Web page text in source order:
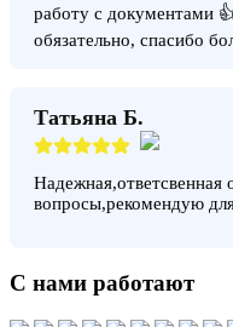
работу с документами
обязательно, спасибо
Татьяна Б.
Надежная,ответсвенная
вопросы,рекомендую
С нами работают